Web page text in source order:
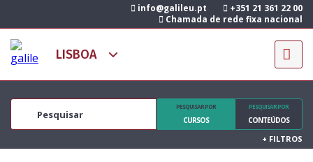
info@galileu.pt
+351 21 361 22 00
Chamada de rede fixa nacional
PESQUISAR POR
CURSOS
PESQUISAR POR
CONTEÚDOS
+ FILTROS